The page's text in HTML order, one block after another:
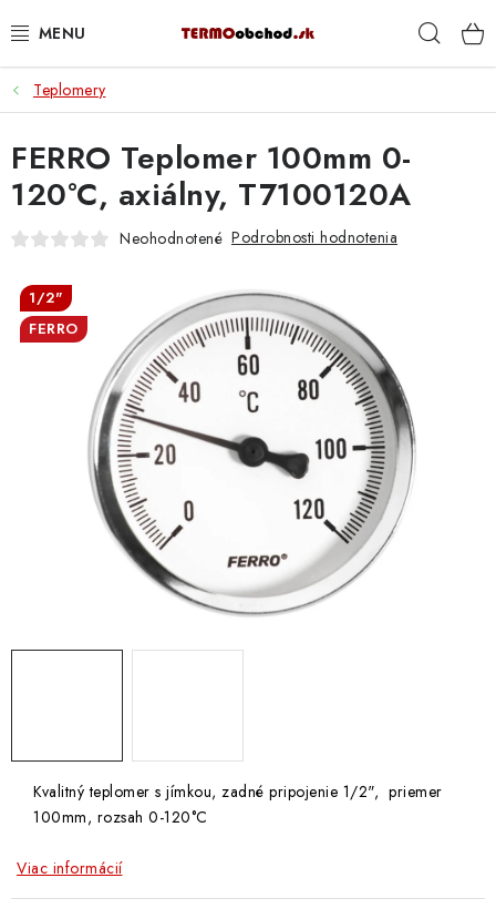
na
VYKUROVANIE
ROZVOD VODY A KÚRENIA
ODPAD A KANALIZÁCIA
% DOPREDAJ
PREČO SA OPLATÍ KUPOVAŤ RADIÁTORY KORADO
CEZ TERMOOBCHOD.SK
Hodnotenie obchodu Kontakty
Napíšte nám
Doprava a Platba
Teplomery
Kvalitný teplomer s jímkou, zadné pripojenie 1/2", priemer
100mm, rozsah 0-120°C
Viac informácií
FERRO Teplomer 100mm 0-
120°C, axiálny, T7100120A
Neohodnotené Podrobnosti hodnotenia
1/2"
FERRO